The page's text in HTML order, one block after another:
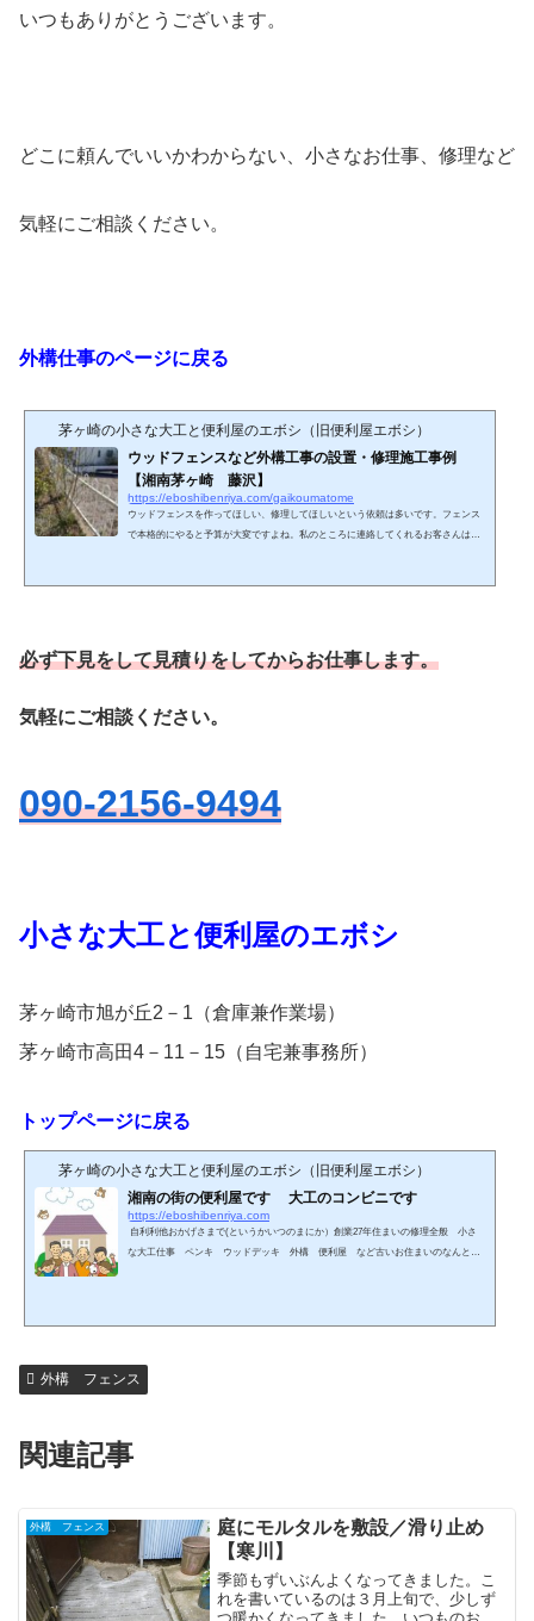
いつもありがとうございます。
どこに頼んでいいかわからない、小さなお仕事、修理など
気軽にご相談ください。
外構仕事のページに戻る
茅ヶ崎の小さな大工と便利屋のエボシ（旧便利屋エボシ）
ウッドフェンスなど外構工事の設置・修理施工事例
【湘南茅ヶ崎 藤沢】
https://eboshibenriya.com/gaikoumatome
ウッドフェンスを作ってほしい、修理してほしいという依頼は多いです。フェンス
で本格的にやると予算が大変ですよね。私のところに連絡してくれるお客さんはご
必ず下見をして見積りをしてからお仕事します。
気軽にご相談ください。
090-2156-9494
小さな大工と便利屋のエボシ
茅ヶ崎市旭が丘2－1（倉庫兼作業場）
茅ヶ崎市高田4－11－15（自宅兼事務所）
トップページに戻る
茅ヶ崎の小さな大工と便利屋のエボシ（旧便利屋エボシ）
湘南の街の便利屋です 大工のコンビニです
https://eboshibenriya.com
自利利他おかげさまで(というかいつのまにか）創業27年住まいの修理全般 小さ
な大工仕事 ペンキ ウッドデッキ 外構 便利屋 など古いお住まいのなんとか
外構 フェンス
関連記事
外構 フェンス
庭にモルタルを敷設／滑り止め
【寒川】
季節もずいぶんよくなってきました。こ
れを書いているのは３月上旬で、少しず